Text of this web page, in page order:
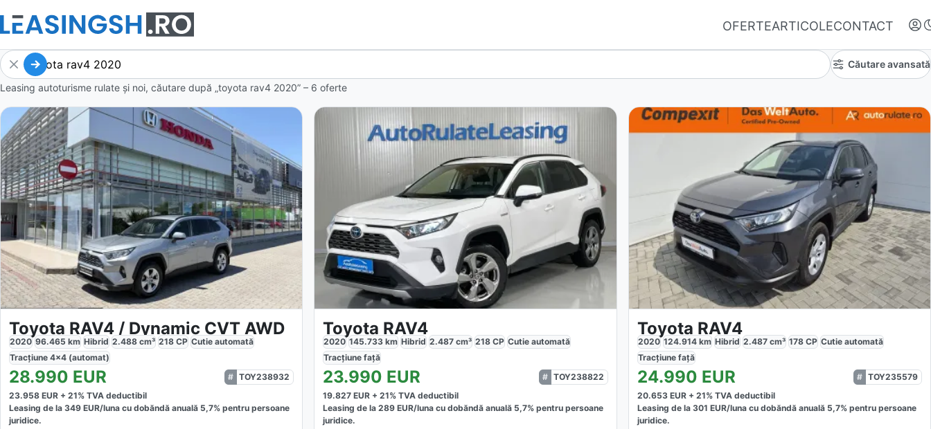
OFERTEARTICOLECONTACT
Autentifică-te
Nu ai oferte favorite
Căutare avansată
Leasing autoturisme rulate și noi, căutare după „toyota rav4 2020” – 6 oferte
Toyota RAV4 / Dynamic CVT AWD
2020 96.465 km Hibrid 2.488 cm³ 218 CP Cutie automată
Tracțiune 4x4 (automat)
28.990 EUR
TOY238932
23.958 EUR + 21% TVA deductibil
Leasing de la 349 EUR/luna cu dobăndă anuală 5,7% pentru persoane
juridice.
Toyota RAV4
2020 145.733 km Hibrid 2.487 cm³ 218 CP Cutieautomată
Tracțiunefață
23.990 EUR
TOY238822
19.827 EUR +21% TVA deductibil
Leasing de la289 EUR/luna cu dobăndă anuală 5,7% pentru persoane
juridice.
Toyota RAV4
2020 124.914km Hibrid 2.487cm³ 178CP Cutie automată
Tracțiune față
24.990 EUR
TOY235579
20.653EUR + 21% TVA deductibil
Leasing de la 301 EUR/lunacu dobăndă anuală 5,7% pentru persoane
juridice.